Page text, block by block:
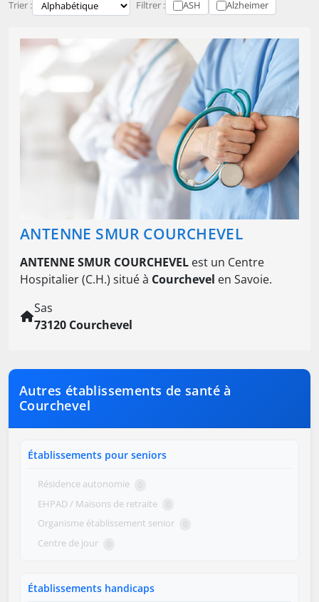
Trier : Filtrer : ASH Alzheimer
ANTENNE SMUR COURCHEVEL
ANTENNE SMUR COURCHEVEL est un Centre
Hospitalier (C.H.) situé à Courchevel en Savoie.
Sas
73120 Courchevel
Autres établissements de santé à
Courchevel
Établissements pour seniors
Résidence autonomie 0
EHPAD / Maisons de retraite 0
Organisme établissement senior 0
Centre de jour 0
Établissements handicaps